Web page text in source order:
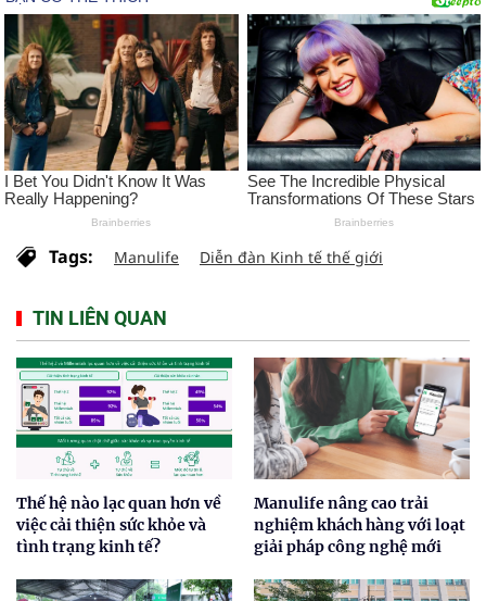
Tags: Manulife Diễn đàn Kinh tế thế giới
TIN LIÊN QUAN
Thế hệ nào lạc quan hơn về
việc cải thiện sức khỏe và
tình trạng kinh tế?
Manulife nâng cao trải
nghiệm khách hàng với loạt
giải pháp công nghệ mới